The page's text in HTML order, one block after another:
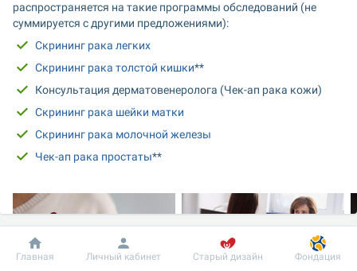
распространяется на такие программы обследований (не
суммируется с другими предложениями):
Скрининг рака легких
Скрининг рака толстой кишки**
Консультация дерматовенеролога (Чек-ап рака кожи)
Скрининг рака шейки матки
Скрининг рака молочной железы
Чек-ап рака простаты**
Добробут Информация Пациенту
Главная Личный кабинет Старый дизайн Фондация